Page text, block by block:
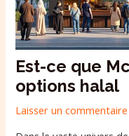
Est-ce que
options halal
Laisser un commentaire